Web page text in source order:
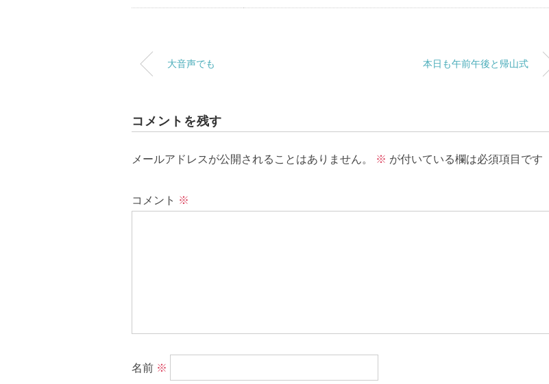
大音声でも 本日も午前午後と帰山式
コメントを残す
メールアドレスが公開されることはありません。 ※ が付いている欄は必須項目です
コメント ※
名前 ※